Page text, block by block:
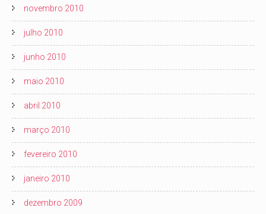
novembro 2010
julho 2010
junho 2010
maio 2010
abril 2010
março 2010
fevereiro 2010
janeiro 2010
dezembro 2009